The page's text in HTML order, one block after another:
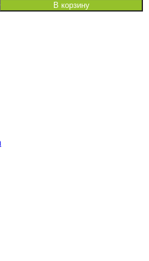
В корзину